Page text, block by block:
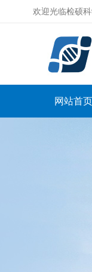
欢迎光临检硕
网站首页